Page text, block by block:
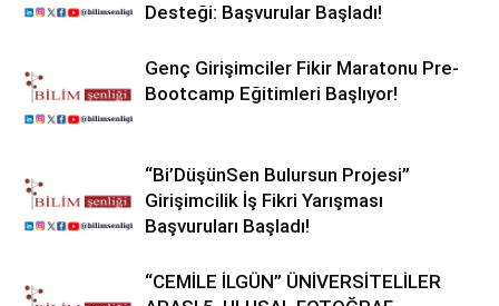
Desteği: Başvurular Başladı!
Genç Girişimciler Fikir Maratonu Pre-
Bootcamp Eğitimleri Başlıyor!
“Bi’DüşünSen Bulursun Projesi”
Girişimcilik İş Fikri Yarışması
Başvuruları Başladı!
“CEMİLE İLGÜN” ÜNİVERSİTELİLER